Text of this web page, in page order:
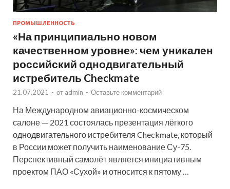
ПРОМЫШЛЕННОСТЬ
«На принципиально новом
качественном уровне»: чем уникален
российский однодвигательный
истребитель Checkmate
21.07.2021 - от admin - Оставьте комментарий
На Международном авиационно-космическом
салоне — 2021 состоялась презентация лёгкого
однодвигательного истребителя Checkmate, который
в России может получить наименование Су-75.
Перспективный самолёт является инициативным
проектом ПАО «Сухой» и относится к пятому …